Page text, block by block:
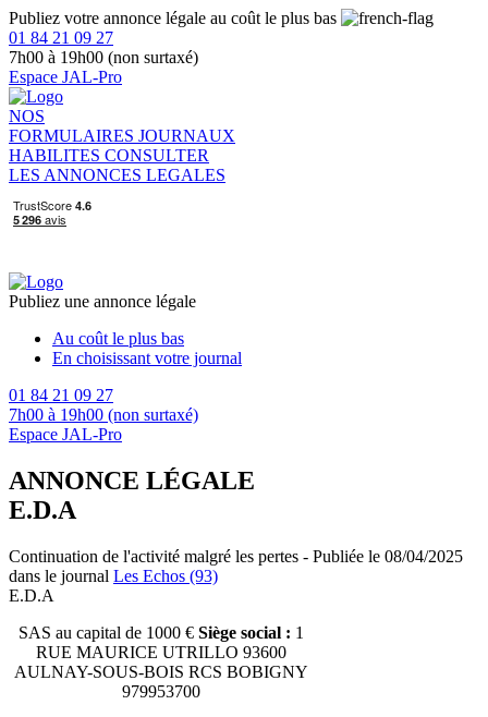
Publiez votre annonce légale au coût le plus bas
01 84 21 09 27
7h00 à 19h00 (non surtaxé)
Espace JAL-Pro
NOS
FORMULAIRES JOURNAUX
HABILITES CONSULTER
LES ANNONCES LEGALES
Publiez une annonce légale
Au coût le plus bas
En choisissant votre journal
01 84 21 09 27
7h00 à 19h00 (non surtaxé)
Espace JAL-Pro
ANNONCE LÉGALE
E.D.A
Continuation de l'activité malgré les pertes - Publiée le 08/04/2025
dans le journal Les Echos (93)
E.D.A
SAS au capital de 1000 € Siège social : 1
RUE MAURICE UTRILLO 93600
AULNAY-SOUS-BOIS RCS BOBIGNY
979953700